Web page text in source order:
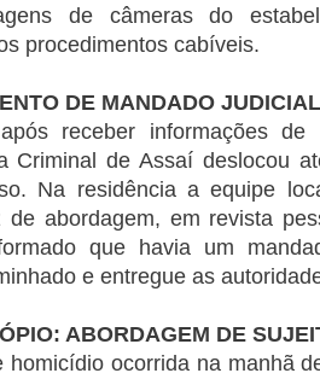
de câmeras do
procedimentos cabíveis.
DE MANDADO JUDICIAL
receber informações
Criminal de Assaí deslocou
Na residência a equipe
de abordagem, em revista
que havia um
e entregue as
ABORDAGEM DE
homicídio ocorrida na manhã